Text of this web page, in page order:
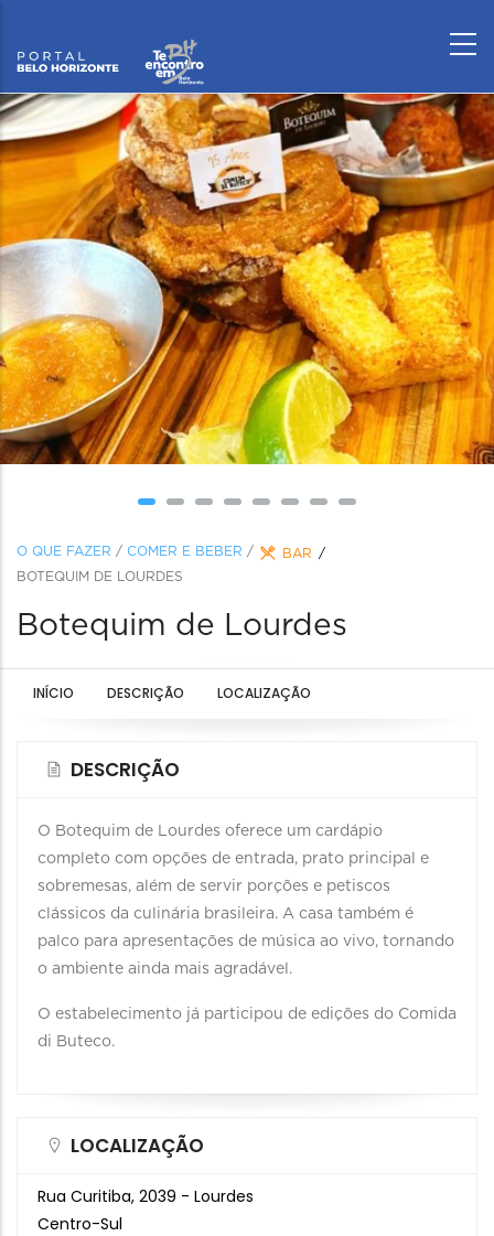
O QUE FAZER / COMER E BEBER /
BAR
BOTEQUIM DE LOURDES
Botequim de Lourdes
INÍCIO DESCRIÇÃO LOCALIZAÇÃO
DESCRIÇÃO
O Botequim de Lourdes oferece um cardápio
completo com opções de entrada, prato principal e
sobremesas, além de servir porções e petiscos
clássicos da culinária brasileira. A casa também é
palco para apresentações de música ao vivo, tornando
o ambiente ainda mais agradável.
O estabelecimento já participou de edições do Comida
di Buteco.
LOCALIZAÇÃO
Rua Curitiba, 2039 - Lourdes
Centro-Sul